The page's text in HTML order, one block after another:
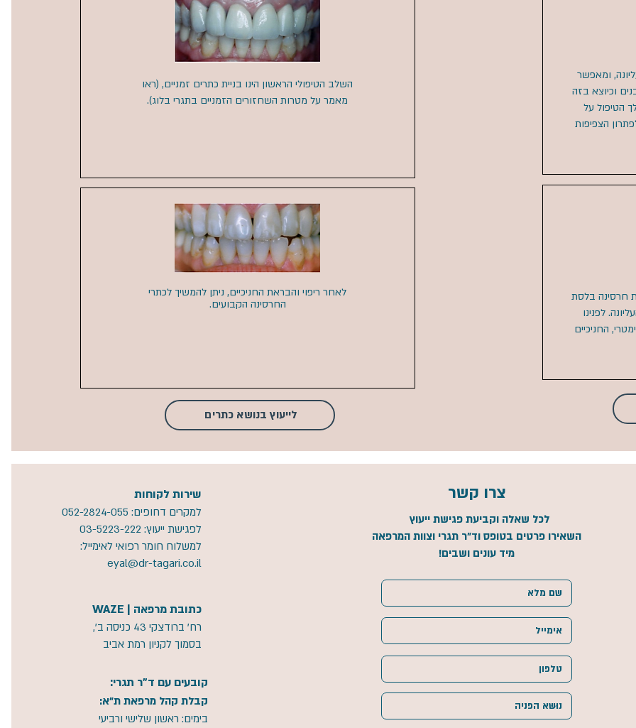
השלב הטיפולי הראשון הינו בניית כתרים זמניים, (ראו
מאמר על מטרות השחזורים הזמניים בתגרי בלוג).
לאחר ריפוי והבראת החניכיים, ניתן להמשיך לכתרי
החרסינה הקבועים.
לייעוץ בנושא כתרים
ומאפשר
וכיוצא בזה
הטיפול על
הצפיפות
חרסינה בלסת
לפנינו
החניכיים
שירות לקוחות
למקרים דחופים: 052-2824-055
לפגישת ייעוץ: 03-5223-222
למשלוח חומר רפואי לאימייל:
eyal@dr-tagari.co.il
כתובת מרפאה | WAZE
רח' ברודצקי 43 כניסה ב',
בסמוך לקניון רמת אביב
קובעים עם ד"ר תגרי:
קבלת קהל מרפאת ת"א:
בימים: ראשון שלישי ורביעי
צרו קשר
לכל שאלה וקביעת פגישת ייעוץ
השאירו פרטים בטופס וד"ר תגרי וצוות המרפאה
מיד עונים ושבים!